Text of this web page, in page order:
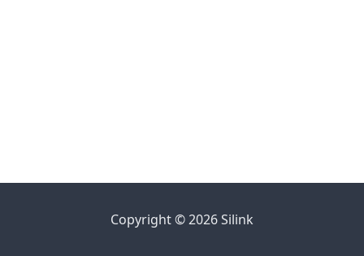
Copyright © 2026 Silink